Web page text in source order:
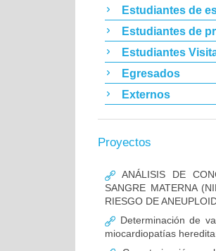
Estudiantes de
Estudiantes de
Estudiantes
Egresados
Externos
Proyectos
ANÁLISIS DE
SANGRE MATERNA
RIESGO DE
Determinación de
miocardiopatías